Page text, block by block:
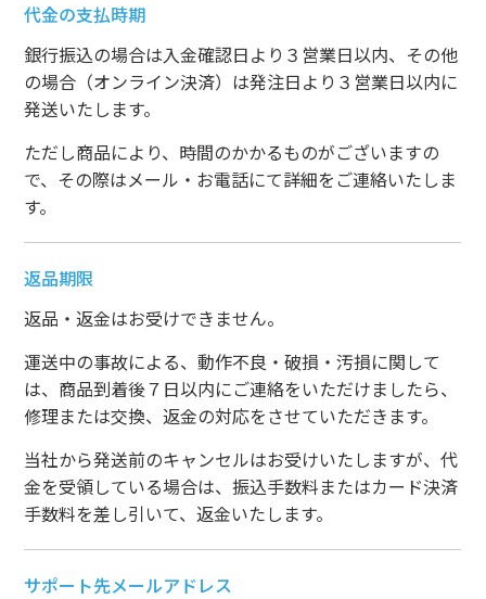
代金の支払時期
銀行振込の場合は入金確認日より３営業日以内、その他
の場合（オンライン決済）は発注日より３営業日以内に
発送いたします。
ただし商品により、時間のかかるものがございますの
で、その際はメール・お電話にて詳細をご連絡いたしま
す。
返品期限
返品・返金はお受けできません。
運送中の事故による、動作不良・破損・汚損に関して
は、商品到着後７日以内にご連絡をいただけましたら、
修理または交換、返金の対応をさせていただきます。
当社から発送前のキャンセルはお受けいたしますが、代
金を受領している場合は、振込手数料またはカード決済
手数料を差し引いて、返金いたします。
サポート先メールアドレス